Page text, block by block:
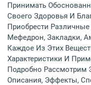
Принимать
Своего Здоровья И
Приобрести
Мефедрон, Закладки,
Каждое Из Этих
Характеристики И
Подробно Рассмотрим
Описания, Эффекты,